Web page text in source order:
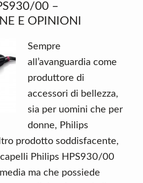
00 –
E OPINIONI
Sempre
all’avanguardia come
produttore di
accessori di bellezza,
sia per uomini che per
donne, Philips
prodotto soddisfacente,
capelli Philips HPS930/00
ma che possiede